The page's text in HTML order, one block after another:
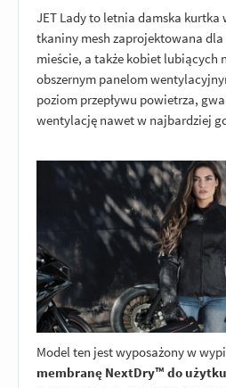
JET Lady to letnia damska kurtka
tkaniny mesh zaprojektowana
mieście, a także kobiet lubiących
obszernym panelom
poziom przepływu powietrza,
wentylację nawet w najbardziej
Model ten jest wyposażony w
membranę NextDry™ do